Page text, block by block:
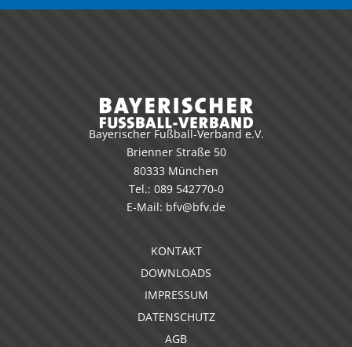
Bayerischer Fußball-Verband e.V.
Brienner Straße 50
80333 München
Tel.: 089 542770-0
E-Mail: bfv@bfv.de
KONTAKT
DOWNLOADS
IMPRESSUM
DATENSCHUTZ
AGB